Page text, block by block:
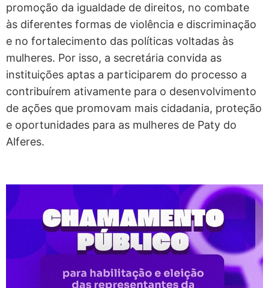
promoção da igualdade de direitos, no combate
às diferentes formas de violência e discriminação
e no fortalecimento das políticas voltadas às
mulheres. Por isso, a secretária convida as
instituições aptas a participarem do processo a
contribuírem ativamente para o desenvolvimento
de ações que promovam mais cidadania, proteção
e oportunidades para as mulheres de Paty do
Alferes.